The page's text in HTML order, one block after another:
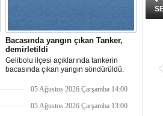
Bacasında yangın çıkan Tanker,
demirletildi
Gelibolu ilçesi açıklarında tankerin
bacasında çıkan yangın söndürüldü.
Sahası'na demirletildi.
05 Ağustos 2026 Çarşamba 14:00
05 Ağustos 2026 Çarşamba 13:00